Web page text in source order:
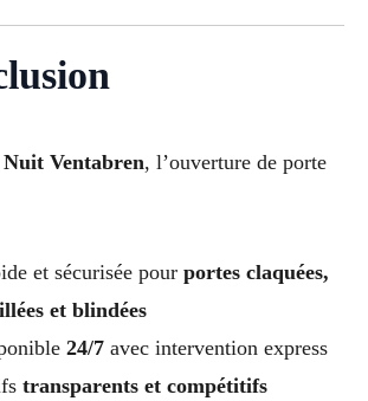
Ventabren, l’ouverture de porte
et sécurisée pourportes claquées,
et blindées
24/7 avec intervention express
transparents et compétitifs